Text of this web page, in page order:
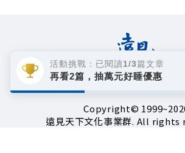
著作權聲明
隱私權政策
Copyright©
遠見天下文化事業群. All rights
活動挑戰：已閱讀1/3篇文章
再看2篇，抽萬元好睡優惠